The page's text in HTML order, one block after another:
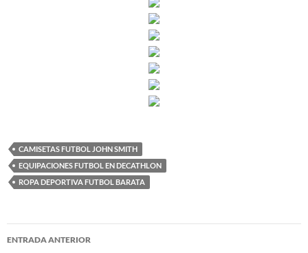
CAMISETAS FUTBOL JOHN SMITH
EQUIPACIONES FUTBOL EN DECATHLON
ROPA DEPORTIVA FUTBOL BARATA
Navegación
ENTRADA ANTERIOR